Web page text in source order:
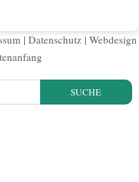
| Datenschutz | Webdesign
SUCHE